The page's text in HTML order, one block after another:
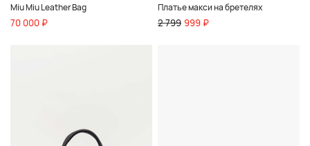
Miu Miu Leather Bag
70 000 ₽
Платье макси на бретелях
2 799 999 ₽